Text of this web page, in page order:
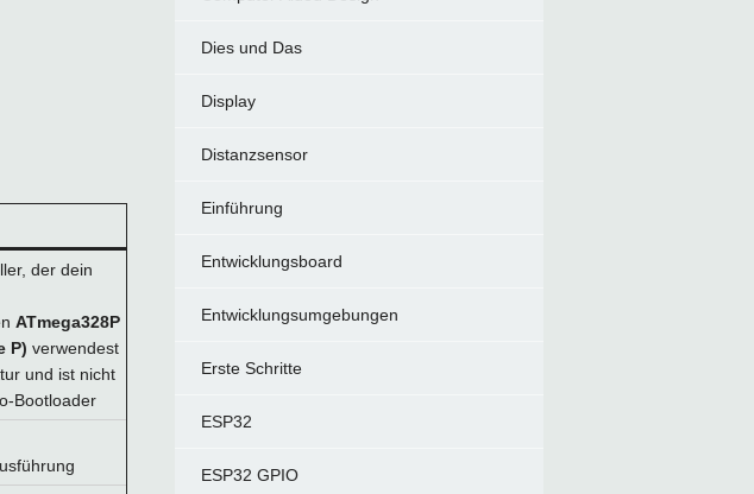
der dein
ATmega328P
P) verwendest
und ist nicht
Bootloader
Dies und Das
Display
Distanzsensor
Einführung
Entwicklungsboard
Entwicklungsumgebungen
Erste Schritte
ESP32
ESP32 GPIO